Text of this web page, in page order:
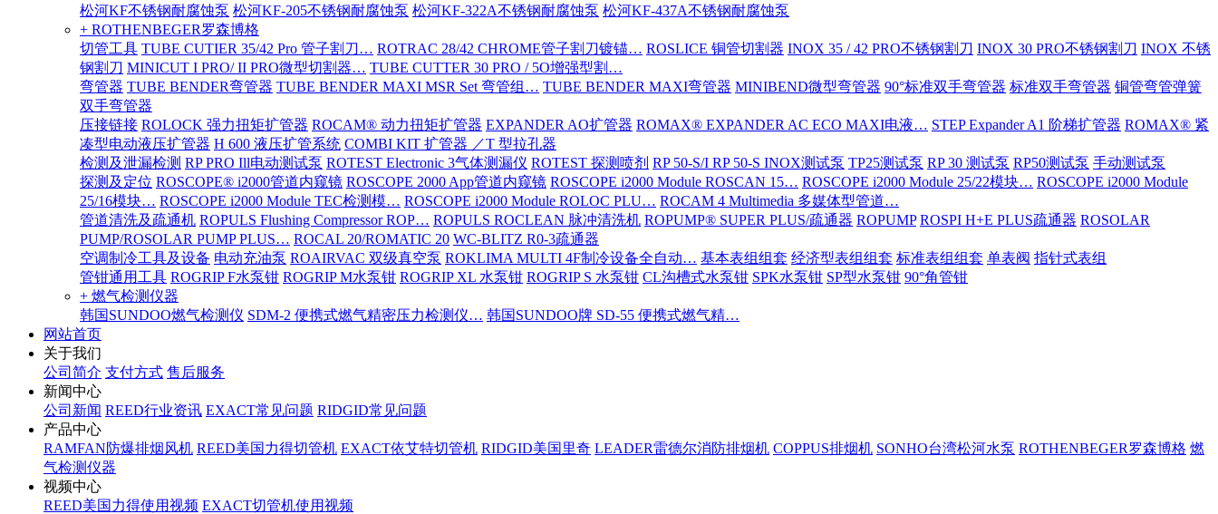
松河KF不锈钢耐腐蚀泵 松河KF-205不锈钢耐腐蚀泵 松河KF-322A不锈钢耐腐蚀泵 松河KF-437A不锈钢耐腐蚀泵
+ ROTHENBEGER罗森博格
切管工具 TUBE CUTIER 35/42 Pro 管子割刀… ROTRAC 28/42 CHROME管子割刀镀锚… ROSLICE 铜管切割器 INOX 35 / 42 PRO不锈钢割刀 INOX 30 PRO不锈钢割刀 INOX 不锈
钢割刀 MINICUT I PRO/ II PRO微型切割器… TUBE CUTTER 30 PRO / 5O增强型割…
弯管器 TUBE BENDER弯管器 TUBE BENDER MAXI MSR Set 弯管组… TUBE BENDER MAXI弯管器 MINIBEND微型弯管器 90°标准双手弯管器 标准双手弯管器 铜管弯管弹簧
双手弯管器
压接链接 ROLOCK 强力扭矩扩管器 ROCAM® 动力扭矩扩管器 EXPANDER AO扩管器 ROMAX® EXPANDER AC ECO MAXI电液… STEP Expander A1 阶梯扩管器 ROMAX® 紧
凑型电动液压扩管器 H 600 液压扩管系统 COMBI KIT 扩管器 ／T 型拉孔器
检测及泄漏检测 RP PRO Ill电动测试泵 ROTEST Electronic 3气体测漏仪 ROTEST 探测喷剂 RP 50-S/I RP 50-S INOX测试泵 TP25测试泵 RP 30 测试泵 RP50测试泵 手动测试泵
探测及定位 ROSCOPE® i2000管道内窥镜 ROSCOPE 2000 App管道内窥镜 ROSCOPE i2000 Module ROSCAN 15… ROSCOPE i2000 Module 25/22模块… ROSCOPE i2000 Module
25/16模块… ROSCOPE i2000 Module TEC检测模… ROSCOPE i2000 Module ROLOC PLU… ROCAM 4 Multimedia 多媒体型管道…
管道清洗及疏通机 ROPULS Flushing Compressor ROP… ROPULS ROCLEAN 脉冲清洗机 ROPUMP® SUPER PLUS/疏通器 ROPUMP ROSPI H+E PLUS疏通器 ROSOLAR
PUMP/ROSOLAR PUMP PLUS… ROCAL 20/ROMATIC 20 WC-BLITZ R0-3疏通器
空调制冷工具及设备 电动充油泵 ROAIRVAC 双级真空泵 ROKLIMA MULTI 4F制冷设备全自动… 基本表组组套 经济型表组组套 标准表组组套 单表阀 指针式表组
管钳通用工具 ROGRIP F水泵钳 ROGRIP M水泵钳 ROGRIP XL 水泵钳 ROGRIP S 水泵钳 CL沟槽式水泵钳 SPK水泵钳 SP型水泵钳 90°角管钳
+ 燃气检测仪器
韩国SUNDOO燃气检测仪 SDM-2 便携式燃气精密压力检测仪… 韩国SUNDOO牌 SD-55 便携式燃气精…
网站首页
关于我们
公司简介 支付方式 售后服务
新闻中心
公司新闻 REED行业资讯 EXACT常见问题 RIDGID常见问题
产品中心
RAMFAN防爆排烟风机 REED美国力得切管机 EXACT依艾特切管机 RIDGID美国里奇 LEADER雷德尔消防排烟机 COPPUS排烟机 SONHO台湾松河水泵 ROTHENBEGER罗森博格 燃
气检测仪器
视频中心
REED美国力得使用视频 EXACT切管机使用视频